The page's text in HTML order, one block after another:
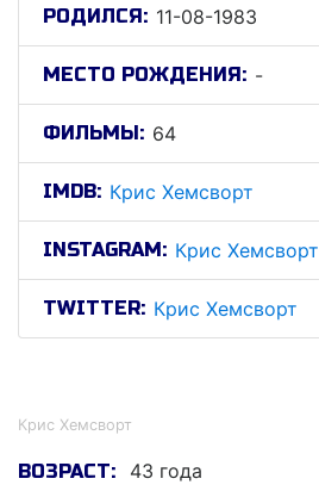
РОДИЛСЯ: 11-08-1983
МЕСТО РОЖДЕНИЯ: -
ФИЛЬМЫ: 64
IMDB: Крис Хемсворт
INSTAGRAM: Крис Хемсворт
TWITTER: Крис Хемсворт
Крис Хемсворт
ВОЗРАСТ: 43 года